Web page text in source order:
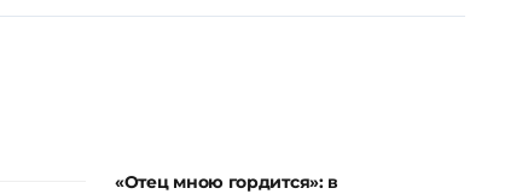
«Отец мною гордится»: в